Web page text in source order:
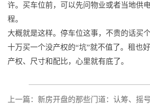
许。买车位前，可以先问物业或者当地供
程。
大概就是这样。停车位这事，不贵的话买
十万买一个没产权的“坑”就不值了。租也
产权、尺寸和配比，心里就有底了。
上一篇：新房开盘的那些门道：认筹、摇